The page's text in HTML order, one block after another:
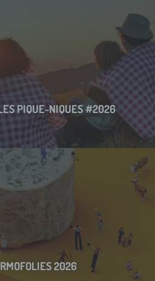
PIQUE-NIQUES #2026
2026